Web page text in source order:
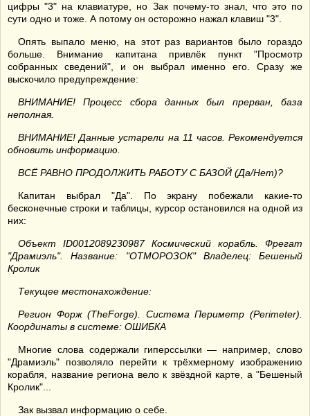
цифры "3" на клавиатуре, но Зак почему-то знал, что это по
сути одно и тоже. А потому он осторожно нажал клавиш "3".
Опять выпало меню, на этот раз вариантов было гораздо
больше. Внимание капитана привлёк пункт "Просмотр
собранных сведений", и он выбрал именно его. Сразу же
выскочило предупреждение:
ВНИМАНИЕ! Процесс сбора данных был прерван, база
неполная.
ВНИМАНИЕ! Данные устарели на 11 часов. Рекомендуется
обновить информацию.
ВСЁ РАВНО ПРОДОЛЖИТЬ РАБОТУ С БАЗОЙ (Да/Нет)?
Капитан выбрал "Да". По экрану побежали какие-то
бесконечные строки и таблицы, курсор остановился на одной из
них:
Объект ID0012089230987 Космический корабль. Фрегат
"Драмиэль". Название: "ОТМОРОЗОК" Владелец: Бешеный
Кролик
Текущее местонахождение:
Регион Форж (TheForge). Система Периметр (Perimeter).
Координаты в системе: ОШИБКА
Многие слова содержали гиперссылки — например, слово
"Драмиэль" позволяло перейти к трёхмерному изображению
корабля, название региона вело к звёздной карте, а "Бешеный
Кролик"...
Зак вызвал информацию о себе.